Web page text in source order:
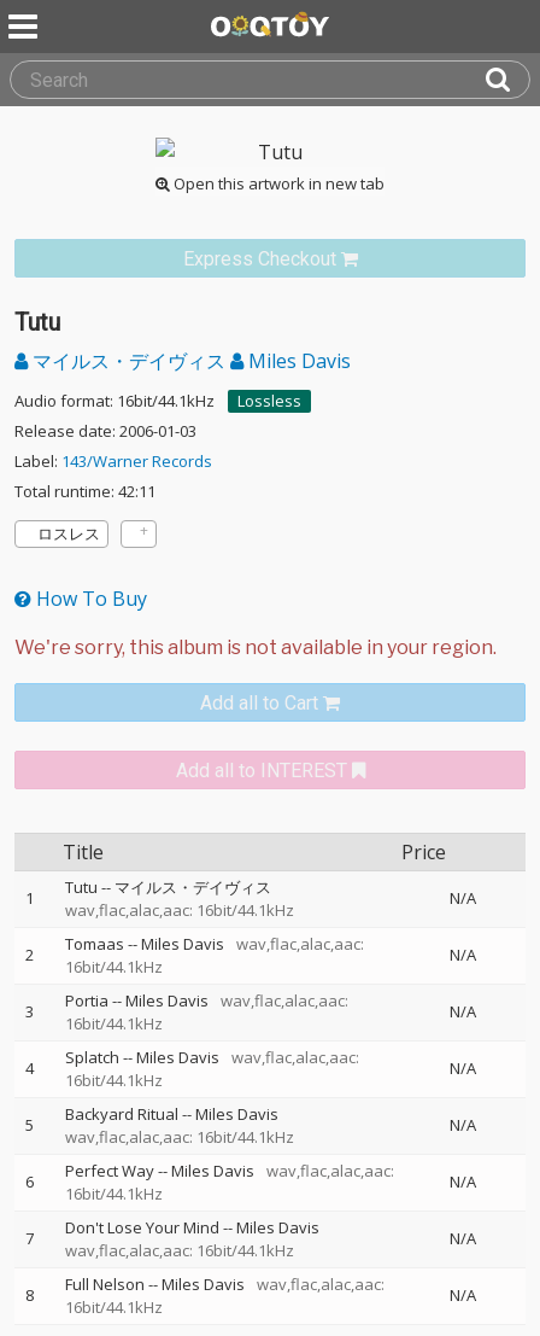
Open this artwork in new tab
Express Checkout
Tutu
マイルス・デイヴィス Miles Davis
Audio format: 16bit/44.1kHz
Lossless
Release date: 2006-01-03
Label: 143/Warner Records
Total runtime: 42:11
ロスレス
How To Buy
Add all to Cart
Add all to INTEREST
Title Price
1 Tutu -- マイルス・デイヴィス
wav,flac,alac,aac: 16bit/44.1kHz
N/A
2 Tomaas --Miles Davis
wav,flac,alac,aac:
16bit/44.1kHz
N/A
3 Portia --Miles Davis
wav,flac,alac,aac:
16bit/44.1kHz
N/A
4 Splatch --Miles Davis
wav,flac,alac,aac:
16bit/44.1kHz
N/A
5 Backyard Ritual --Miles Davis
wav,flac,alac,aac: 16bit/44.1kHz
N/A
6 Perfect Way--Miles Davis
wav,flac,alac,aac:
16bit/44.1kHz
N/A
7 Don't Lose Your Mind --Miles Davis
wav,flac,alac,aac: 16bit/44.1kHz
N/A
8 Full Nelson --Miles Davis
wav,flac,alac,aac:
16bit/44.1kHz
N/A